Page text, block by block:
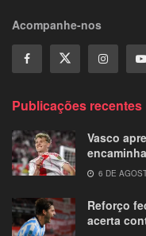
Acompanhe-nos
Publicações recentes
Vasco
6 DE
Reforço
acerta